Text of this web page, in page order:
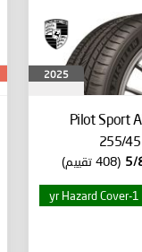
2025
Pilot Sport
255/
(408 تقييم)
1-yr Hazard Cover